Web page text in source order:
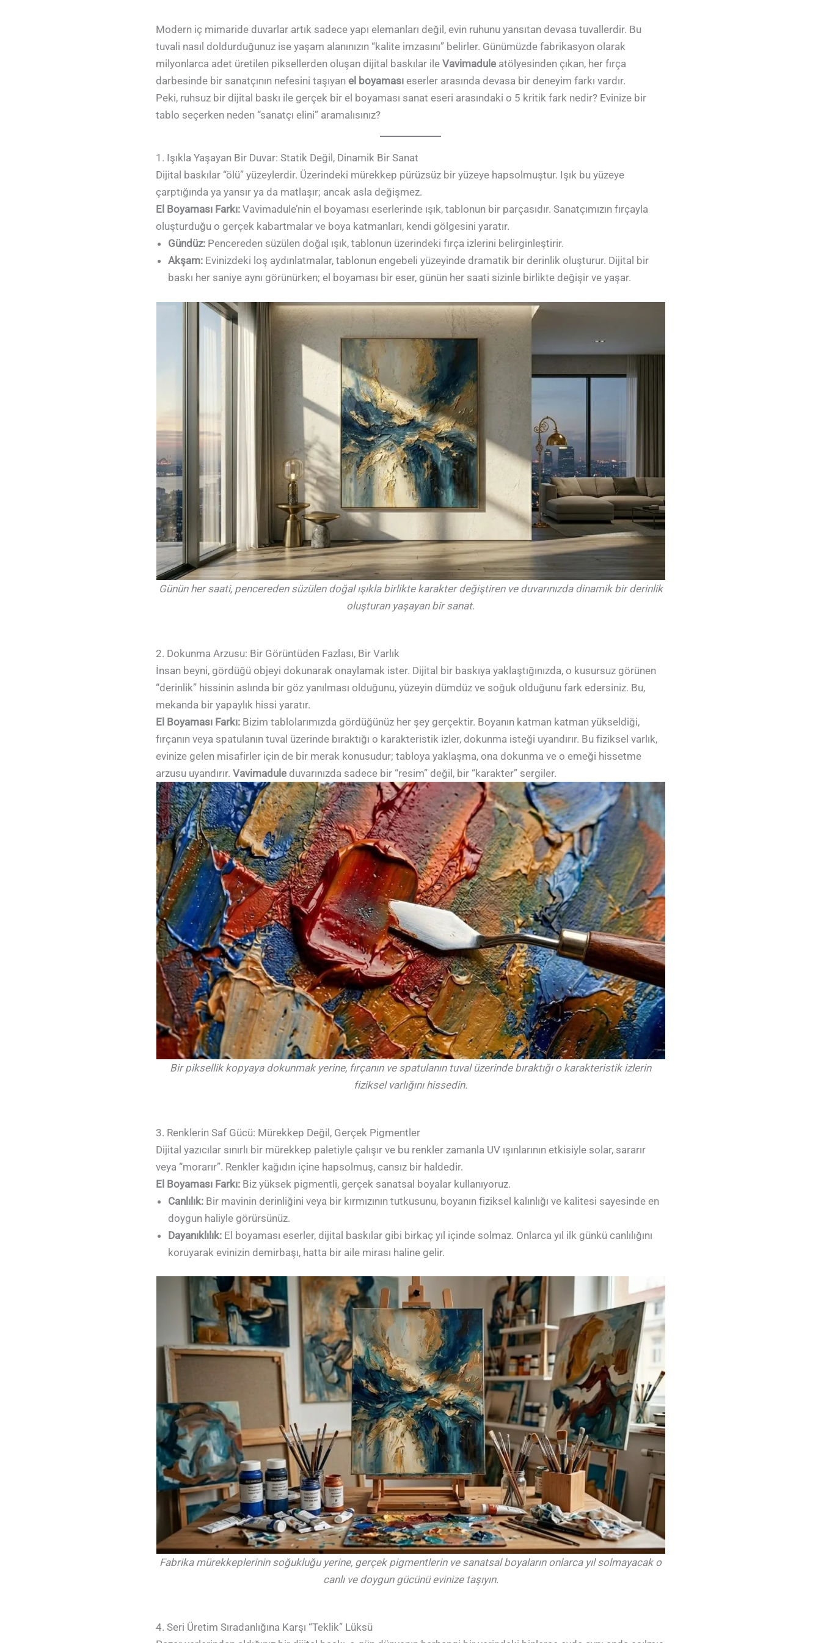
Modern iç mimaride duvarlar artık sadece yapı elemanları değil, evin ruhunu yansıtan devasa tuvallerdir. Bu
tuvali nasıl doldurduğunuz ise yaşam alanınızın “kalite imzasını” belirler. Günümüzde fabrikasyon olarak
milyonlarca adet üretilen piksellerden oluşan dijital baskılar ileVavimadule atölyesinden çıkan, her fırça
darbesinde bir sanatçının nefesini taşıyanel boyaması eserler arasında devasa bir deneyim farkı vardır.
Peki, ruhsuz bir dijital baskı ile gerçek bir el boyaması sanat eseri arasındaki o 5 kritik fark nedir? Evinize bir
tablo seçerken neden “sanatçı elini” aramalısınız?
1. Işıkla Yaşayan Bir Duvar: Statik Değil, Dinamik Bir Sanat
Dijital baskılar “ölü” yüzeylerdir. Üzerindeki mürekkep pürüzsüz bir yüzeye hapsolmuştur. Işık bu yüzeye
çarptığında ya yansır ya da matlaşır; ancak asla değişmez.
El Boyaması Farkı: Vavimadule’nin el boyaması eserlerinde ışık, tablonun bir parçasıdır. Sanatçımızın fırçayla
oluşturduğu o gerçek kabartmalar ve boya katmanları, kendi gölgesini yaratır.
Gündüz: Pencereden süzülen doğal ışık, tablonun üzerindeki fırça izlerini belirginleştirir.
Akşam: Evinizdeki loş aydınlatmalar, tablonun engebeli yüzeyinde dramatik bir derinlik oluşturur. Dijital bir
baskı her saniye aynı görünürken; el boyaması bir eser, günün her saati sizinle birlikte değişir ve yaşar.
Günün her saati, pencereden süzülen doğal ışıkla birlikte karakter değiştiren ve duvarınızda dinamik bir derinlik
oluşturan yaşayan bir sanat.
2. Dokunma Arzusu: Bir Görüntüden Fazlası, Bir Varlık
İnsan beyni, gördüğü objeyi dokunarak onaylamak ister. Dijital bir baskıya yaklaştığınızda, o kusursuz görünen
“derinlik” hissinin aslında bir göz yanılması olduğunu, yüzeyin dümdüz ve soğuk olduğunu fark edersiniz. Bu,
mekanda bir yapaylık hissi yaratır.
El Boyaması Farkı: Bizim tablolarımızda gördüğünüz her şey gerçektir. Boyanın katman katman yükseldiği,
fırçanın veya spatulanın tuval üzerinde bıraktığı o karakteristik izler, dokunma isteği uyandırır. Bu fiziksel varlık,
evinize gelen misafirler için de bir merak konusudur; tabloya yaklaşma, ona dokunma ve o emeği hissetme
arzusu uyandırır.Vavimadule duvarınızda sadece bir “resim” değil, bir “karakter” sergiler.
Bir piksellik kopyaya dokunmak yerine, fırçanın ve spatulanın tuval üzerinde bıraktığı o karakteristik izlerin
fiziksel varlığını hissedin.
3. Renklerin Saf Gücü: Mürekkep Değil, Gerçek Pigmentler
Dijital yazıcılar sınırlı bir mürekkep paletiyle çalışır ve bu renkler zamanla UV ışınlarının etkisiyle solar, sararır
veya “morarır”. Renkler kağıdın içine hapsolmuş, cansız bir haldedir.
El Boyaması Farkı: Biz yüksek pigmentli, gerçek sanatsal boyalar kullanıyoruz.
Canlılık: Bir mavinin derinliğini veya bir kırmızının tutkusunu, boyanın fiziksel kalınlığı ve kalitesi sayesinde en
doygun haliyle görürsünüz.
Dayanıklılık: El boyaması eserler, dijital baskılar gibi birkaç yıl içinde solmaz. Onlarca yıl ilk günkü canlılığını
koruyarak evinizin demirbaşı, hatta bir aile mirası haline gelir.
Fabrika mürekkeplerinin soğukluğu yerine, gerçek pigmentlerin ve sanatsal boyaların onlarca yıl solmayacak o
canlı ve doygun gücünü evinize taşıyın.
4. Seri Üretim Sıradanlığına Karşı “Teklik” Lüksü